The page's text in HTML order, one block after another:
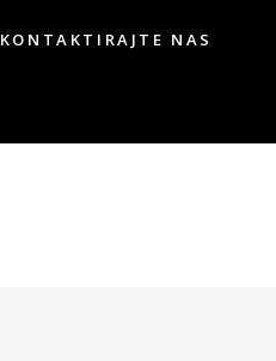
KONTAKTIRAJTE NAS